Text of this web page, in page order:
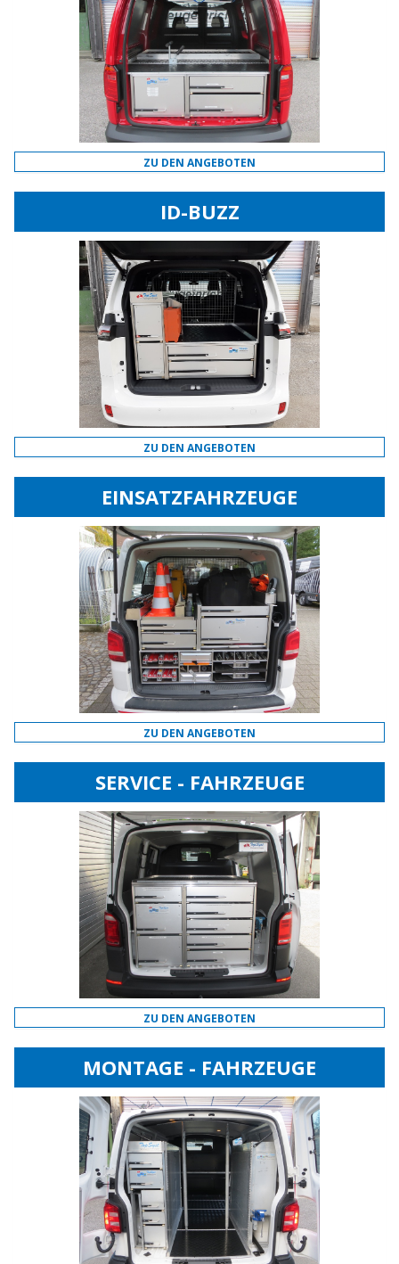
ZU DEN ANGEBOTEN
ID-BUZZ
ZU DEN ANGEBOTEN
EINSATZFAHRZEUGE
ZU DEN ANGEBOTEN
SERVICE - FAHRZEUGE
ZU DEN ANGEBOTEN
MONTAGE - FAHRZEUGE